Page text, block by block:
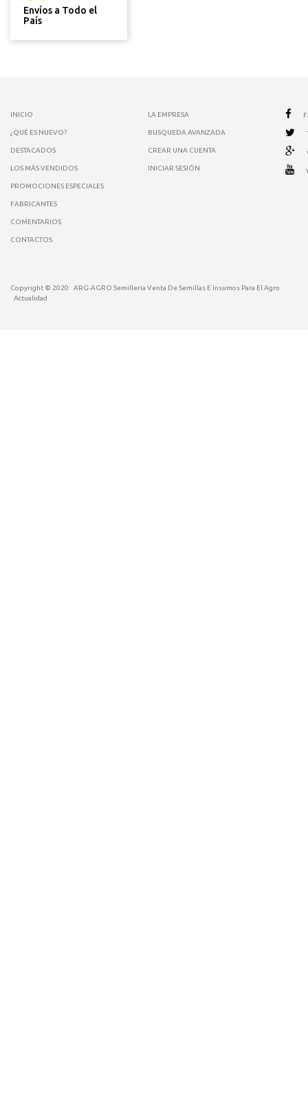
Envíos a Todo el
País
INICIO
¿QUÉ ES NUEVO?
DESTACADOS
LOS MÁS VENDIDOS
PROMOCIONES ESPECIALES
FABRICANTES
COMENTARIOS
CONTACTOS
LA EMPRESA
BUSQUEDA AVANZADA
CREAR UNA CUENTA
INICIAR SESIÓN
Copyright © 2020
ARG-AGRO Semilleria Venta De Semillas E Insumos Para El Agro
Actualidad